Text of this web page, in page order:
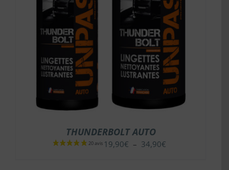
THUNDERBOLT AUTO
19,90€ – 34,90€Plage